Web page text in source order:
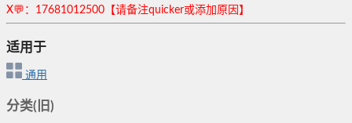
X💬：17681012500【请备注quicker或添加原因】
适用于
通用
分类(旧)